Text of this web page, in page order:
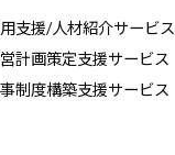
支援/人材紹介サービス
計画策定支援サービス
制度構築支援サービス